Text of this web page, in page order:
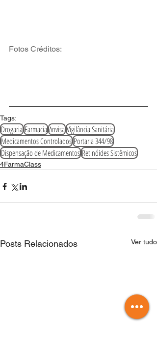
Fotos Créditos:
Tags:
DrogariaFarmaciaAnvisaVigilância Sanitária
Medicamentos ControladosPortaria 344/98
Dispensação de MedicamentosRetinóides Sistêmicos
4FarmaClass
Posts Relacionados Ver tudo